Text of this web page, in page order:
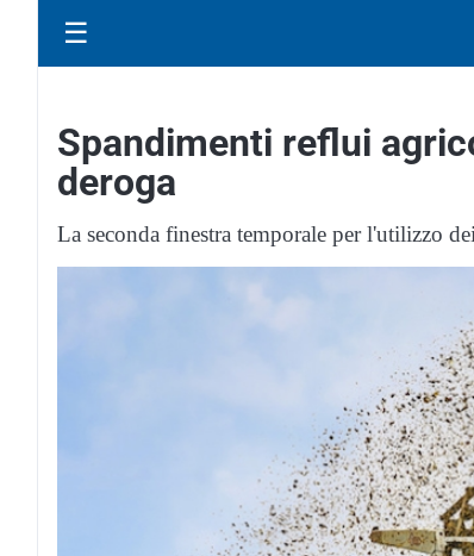
☰
Spandimenti reflui
deroga
La seconda finestra temporale per l'utilizzo